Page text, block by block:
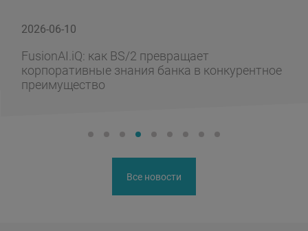
2026-06-10
FusionAI.iQ: как BS/2 превращает
корпоративные знания банка в конкурентное
преимущество
Все новости